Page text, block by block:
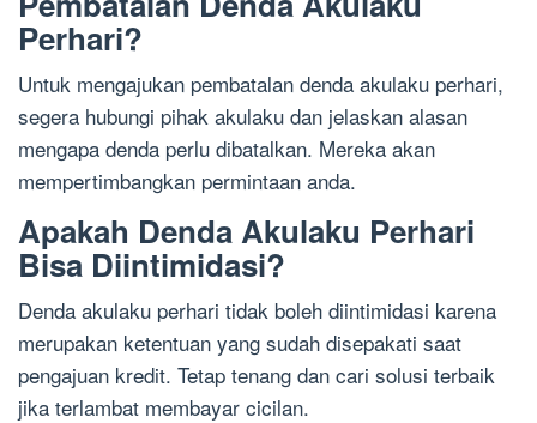
Perhari?
Untuk mengajukan pembatalan denda akulaku perhari,
segera hubungi pihak akulaku dan jelaskan alasan
mengapa denda perlu dibatalkan. Mereka akan
mempertimbangkan permintaan anda.
Apakah Denda Akulaku Perhari
Bisa Diintimidasi?
Denda akulaku perhari tidak boleh diintimidasi karena
merupakan ketentuan yang sudah disepakati saat
pengajuan kredit. Tetap tenang dan cari solusi terbaik
jika terlambat membayar cicilan.